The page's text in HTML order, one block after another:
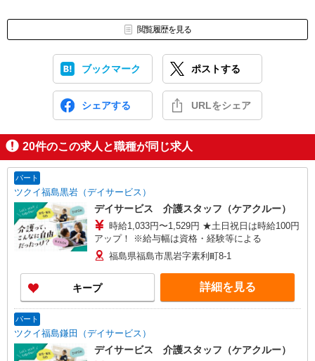
閲覧履歴を見る
ブックマーク ポストする
シェアする URLをシェア
20件のこの求人と職種が同じ求人
パート
ツクイ福島黒岩（デイサービス）
デイサービス 介護スタッフ（ケアクルー）
時給1,033円〜1,529円 ★土日祝日は時給100円
アップ！ ※給与幅は資格・経験等による
福島県福島市黒岩字素利町8-1
キープ 詳細を見る
パート
ツクイ福島鎌田（デイサービス）
デイサービス 介護スタッフ（ケアクルー）